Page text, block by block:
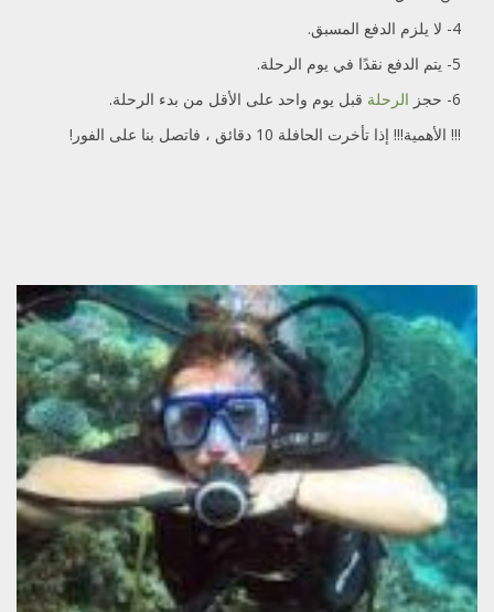
4- لا يلزم الدفع المسبق.
5- يتم الدفع نقدًا في يوم الرحلة.
6- حجز
الرحلة قبل يوم واحد على الأقل من بدء الرحلة.
!!! الأهمية!!! إذا تأخرت الحافلة 10 دقائق ، فاتصل بنا على الفور!